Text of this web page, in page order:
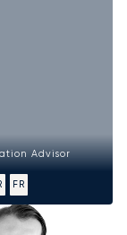
Advisor
FR